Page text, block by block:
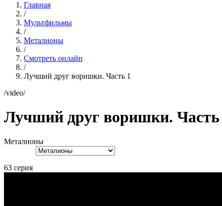
Главная
/
Мультфильмы
/
Металионы
/
Смотреть онлайн
/
Лучший друг воришки. Часть 1
/video/
Лучший друг воришки. Часть
Металионы
63 серия